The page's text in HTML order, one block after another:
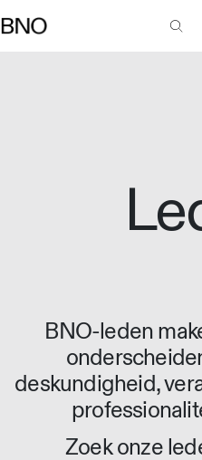
BNO-leden
deskundigheid,
Zoek onze